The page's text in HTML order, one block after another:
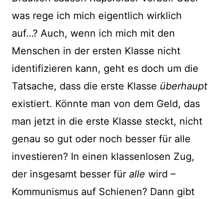
was rege ich mich eigentlich wirklich
auf…? Auch, wenn ich mich mit den
Menschen in der ersten Klasse nicht
identifizieren kann, geht es doch um die
Tatsache, dass die erste Klasse überhaupt
existiert. Könnte man von dem Geld, das
man jetzt in die erste Klasse steckt, nicht
genau so gut oder noch besser für alle
investieren? In einen klassenlosen Zug,
der insgesamt besser für alle wird –
Kommunismus auf Schienen? Dann gibt